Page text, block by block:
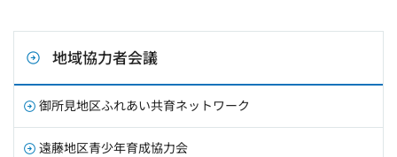
地域協力者会議
御所見地区ふれあい共育ネットワーク
遠藤地区青少年育成協力会